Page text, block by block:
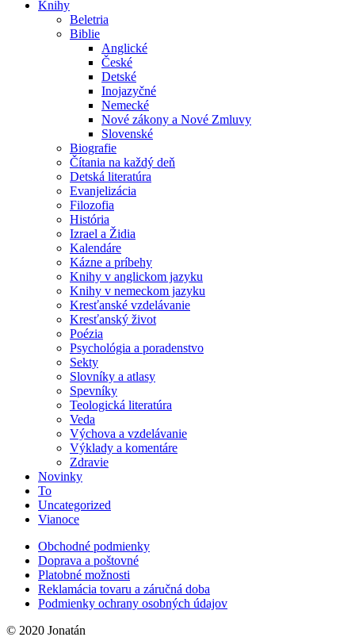
Knihy
Beletria
Biblie
Anglické
České
Detské
Inojazyčné
Nemecké
Nové zákony a Nové Zmluvy
Slovenské
Biografie
Čítania na každý deň
Detská literatúra
Evanjelizácia
Filozofia
História
Izrael a Židia
Kalendáre
Kázne a príbehy
Knihy v anglickom jazyku
Knihy v nemeckom jazyku
Kresťanské vzdelávanie
Kresťanský život
Poézia
Psychológia a poradenstvo
Sekty
Slovníky a atlasy
Spevníky
Teologická literatúra
Veda
Výchova a vzdelávanie
Výklady a komentáre
Zdravie
Novinky
To
Uncategorized
Vianoce
Obchodné podmienky
Doprava a poštovné
Platobné možnosti
Reklamácia tovaru a záručná doba
Podmienky ochrany osobných údajov
© 2020 Jonatán